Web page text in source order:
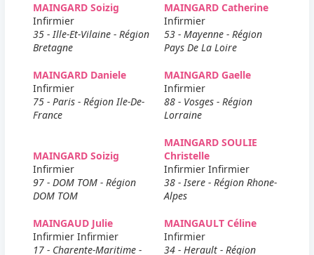
MAINGARD Soizig
Infirmier
35 - Ille-Et-Vilaine - Région
Bretagne
MAINGARD Catherine
Infirmier
53 - Mayenne - Région
Pays De La Loire
MAINGARD Daniele
Infirmier
75 - Paris - Région Ile-De-
France
MAINGARD Gaelle
Infirmier
88 - Vosges - Région
Lorraine
MAINGARD Soizig
Infirmier
97 - DOM TOM - Région
DOM TOM
MAINGARD SOULIE
Christelle
Infirmier Infirmier
38 - Isere - Région Rhone-
Alpes
MAINGAUD Julie
Infirmier Infirmier
17 - Charente-Maritime -
MAINGAULT Céline
Infirmier
34 - Herault - Région